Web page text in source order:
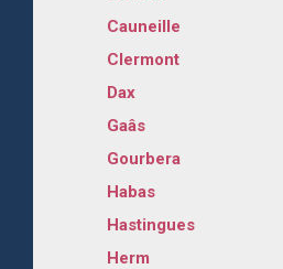
Cauneille
Clermont
Dax
Gaâs
Gourbera
Habas
Hastingues
Herm